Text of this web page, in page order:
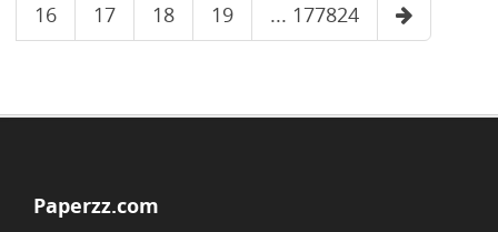
16
17 18 19 ... 177824
Paperzz.com